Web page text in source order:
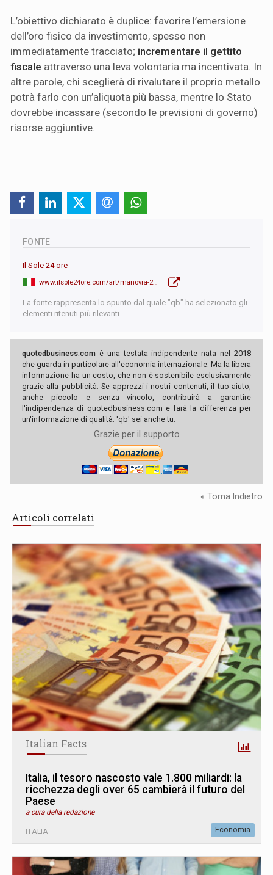
L’obiettivo dichiarato è duplice: favorire l’emersione
dell’oro fisico da investimento, spesso non
immediatamente tracciato; incrementare il gettito
fiscale attraverso una leva volontaria ma incentivata. In
altre parole, chi sceglierà di rivalutare il proprio metallo
potrà farlo con un’aliquota più bassa, mentre lo Stato
dovrebbe incassare (secondo le previsioni di governo)
risorse aggiuntive.
FONTE
Il Sole 24 ore
www.ilsole24ore.com/art/manovra-2026-spunta-tassa-agevolata-sull-oro-aliquota-125percento-lingotti-e-monete-AH1A15iD
La fonte rappresenta lo spunto dal quale "qb" ha selezionato gli
elementi ritenuti più rilevanti.
quotedbusiness.com è una testata indipendente nata nel 2018
che guarda in particolare all'economia internazionale. Ma la libera
informazione ha un costo, che non è sostenibile esclusivamente
grazie alla pubblicità. Se apprezzi i nostri contenuti, il tuo aiuto,
anche piccolo e senza vincolo, contribuirà a garantire
l'indipendenza di quotedbusiness.com e farà la differenza per
un'informazione di qualità. 'qb' sei anche tu.
Grazie per il supporto
« Torna Indietro
Articoli correlati
Italian Facts
Italia, il tesoro nascosto vale 1.800 miliardi: la
ricchezza degli over 65 cambierà il futuro del
Paese
a cura della redazione
ITALIA Economia